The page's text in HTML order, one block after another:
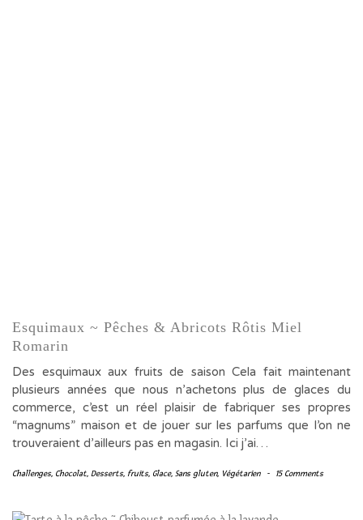
Esquimaux ~ Pêches & Abricots Rôtis Miel
Romarin
Des esquimaux aux fruits de saison Cela fait maintenant
plusieurs années que nous n’achetons plus de glaces du
commerce, c’est un réel plaisir de fabriquer ses propres
“magnums” maison et de jouer sur les parfums que l’on ne
trouveraient d’ailleurs pas en magasin. Ici j’ai…
Challenges, Chocolat, Desserts, fruits, Glace, Sans gluten, Végétarien - 15 Comments